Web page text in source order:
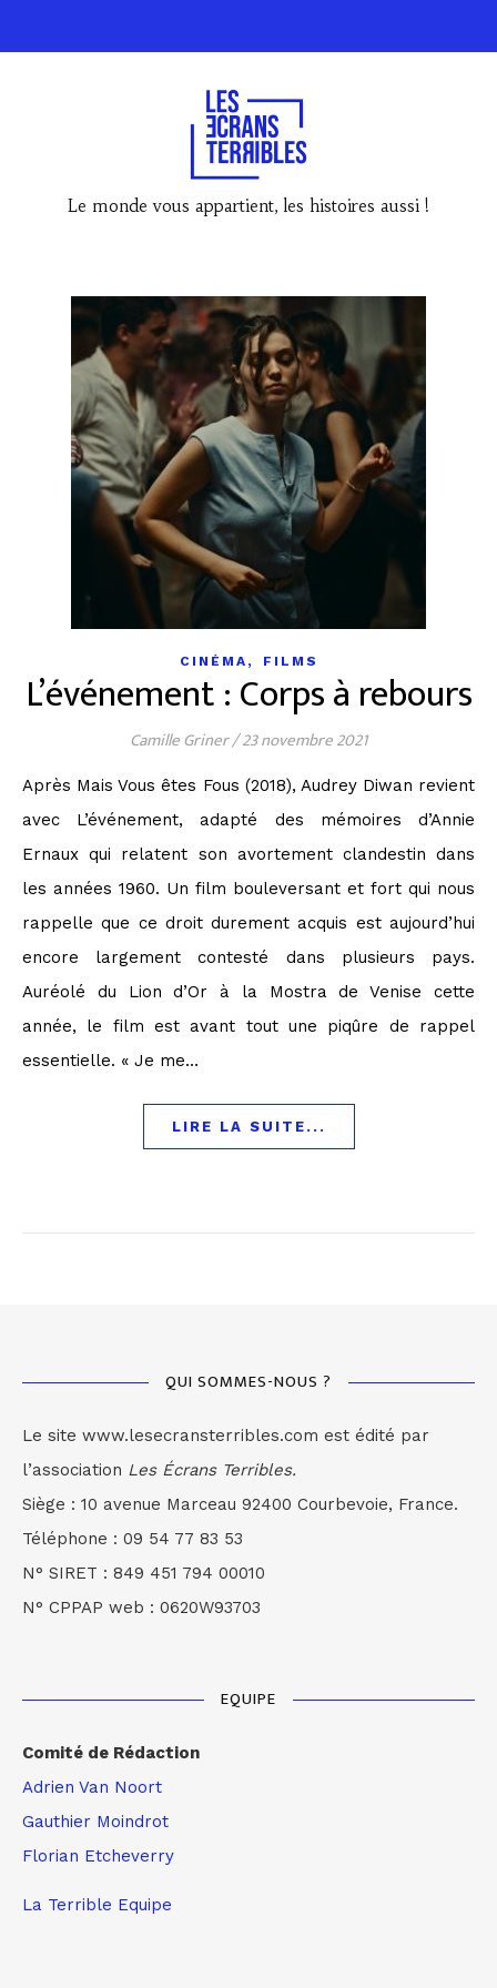
Le monde vous appartient, les histoires aussi !
CINÉMA , FILMS
L’événement : Corps à rebours
Camille Griner/23 novembre 2021
Après Mais Vous êtes Fous (2018), Audrey Diwan revient
avec L’événement, adapté des mémoires d’Annie
Ernaux qui relatent son avortement clandestin dans
les années 1960. Un film bouleversant et fort qui nous
rappelle que ce droit durement acquis est aujourd’hui
encore largement contesté dans plusieurs pays.
Auréolé du Lion d’Or à la Mostra de Venise cette
année, le film est avant tout une piqûre de rappel
essentielle. « Je me…
LIRE LA SUITE...
QUI SOMMES-NOUS ?
Le site www.lesecransterribles.com est édité par
l’association Les Écrans Terribles.
Siège : 10 avenue Marceau 92400 Courbevoie, France.
Téléphone : 09 54 77 83 53
N° SIRET : 849 451 794 00010
N° CPPAP web : 0620W93703
EQUIPE
Comité de Rédaction
Adrien Van Noort
Gauthier Moindrot
Florian Etcheverry
La Terrible Equipe